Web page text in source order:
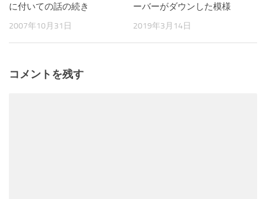
に付いての話の続き
2007年10月31日
ーバーがダウンした模様
2019年3月14日
コメントを残す